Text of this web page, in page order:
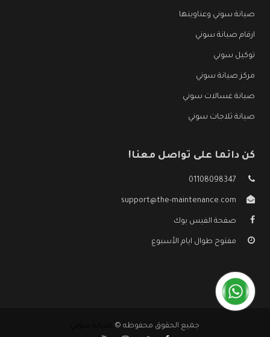
صيانة سوني وعناوينها
ارقام صيانة سوني
توكيل سوني
مركز صيانة سوني
صيانة غسالات سوني
صيانة ثلاجات سوني
كن دائما على تواصل معنا!
01108098347
support@the-maintenance.com
صفحة الفيس بوك
مفتوح طوال ايام الأسبوع
جميع الحقوق محفوظه ©